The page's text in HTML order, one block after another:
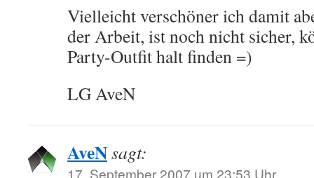
Vielleicht verschöner ich damit
der Arbeit, ist noch nicht sicher,
Party-Outfit halt finden =)
LG AveN
AveNsagt:
17. September 2007 um 23:53 Uhr